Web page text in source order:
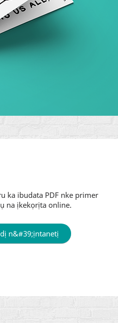
ka ibudata PDF nke primer
na ịkekọrịta online.
n&#39;ịntanetị